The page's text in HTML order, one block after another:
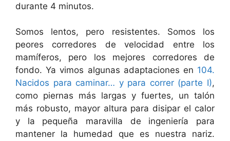
durante 4 minutos.
Somos lentos, pero resistentes. Somos los
peores corredores de velocidad entre los
mamíferos, pero los mejores corredores de
fondo. Ya vimos algunas adaptaciones en 104.
Nacidos para caminar… y para correr (parte I),
como piernas más largas y fuertes, un talón
más robusto, mayor altura para disipar el calor
y la pequeña maravilla de ingeniería para
mantener la humedad que es nuestra nariz.